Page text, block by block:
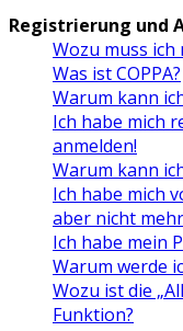
Registrierung und
Wozu muss
Was ist COPPA?
Warum kann
Ich habe mich
anmelden!
Warum kann
Ich habe mich
aber nicht
Ich habe mein
Warum werde
Wozu ist die
Funktion?